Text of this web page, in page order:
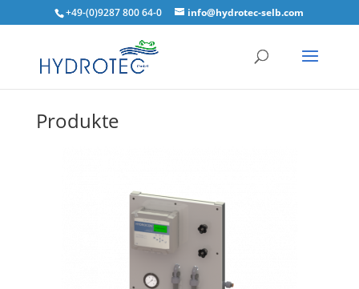
+49-(0)9287 800 64-0 info@hydrotec-selb.com
Produkte